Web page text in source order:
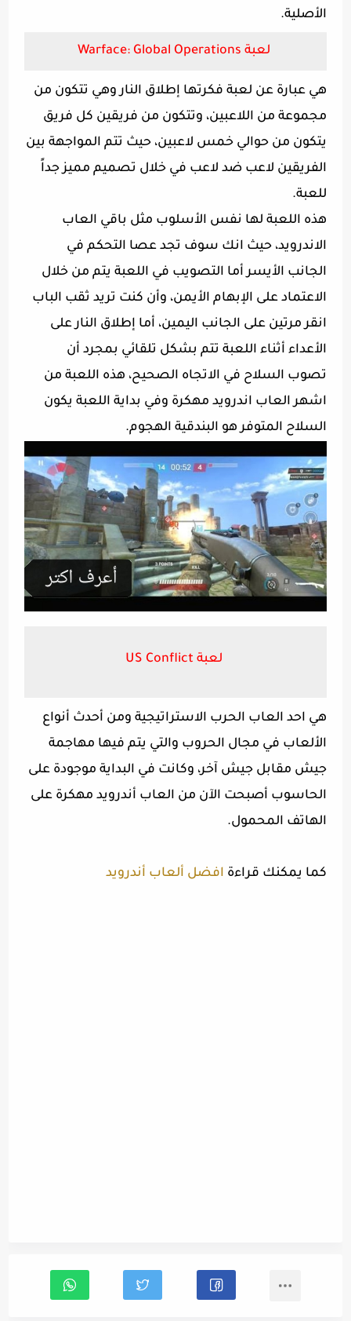
الأصلية.
لعبة Warface: Global Operations
هي عبارة عن لعبة فكرتها إطلاق النار وهي تتكون من
مجموعة من اللاعبين، وتتكون من فريقين كل فريق
يتكون من حوالي خمس لاعبين، حيث تتم المواجهة بين
الفريقين لاعب ضد لاعب في خلال تصميم مميز جداً
للعبة.
هذه اللعبة لها نفس الأسلوب مثل باقي العاب
الاندرويد، حيث انك سوف تجد عصا التحكم في
الجانب الأيسر أما التصويب في اللعبة يتم من خلال
الاعتماد على الإبهام الأيمن، وأن كنت تريد ثقب الباب
انقر مرتين على الجانب اليمين، أما إطلاق النار على
الأعداء أثناء اللعبة تتم بشكل تلقائي بمجرد أن
تصوب السلاح في الاتجاه الصحيح، هذه اللعبة من
اشهر العاب اندرويد مهكرة وفي بداية اللعبة يكون
السلاح المتوفر هو البندقية الهجوم.
لعبة US Conflict
هي احد العاب الحرب الاستراتيجية ومن أحدث أنواع
الألعاب في مجال الحروب والتي يتم فيها مهاجمة
جيش مقابل جيش آخر، وكانت في البداية موجودة على
الحاسوب أصبحت الآن من العاب أندرويد مهكرة على
الهاتف المحمول.
كما يمكنك قراءة افضل ألعاب أندرويد